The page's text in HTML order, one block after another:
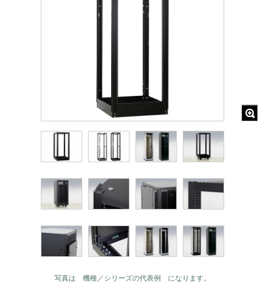
写真は 機種／シリーズの代表例 になります。